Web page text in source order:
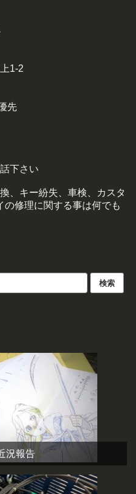
1-2
先
下さい
、キー紛失、車検、カスタ
の修理に関する事は何でも
況報告